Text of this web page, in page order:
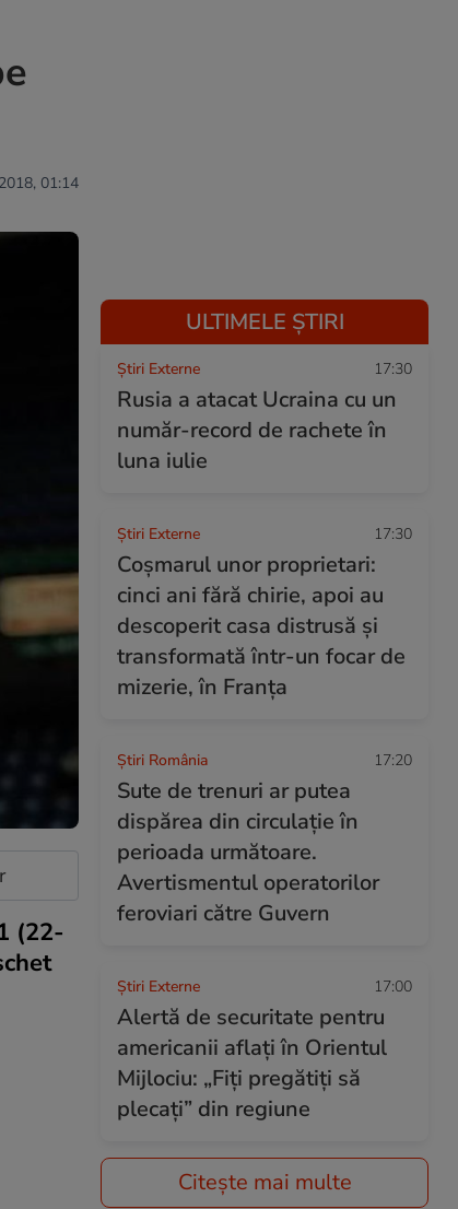
01:14
(22-
ULTIMELE ȘTIRI
Știri Externe 17:30
Rusia a atacat Ucraina cu un
număr-record de rachete în
luna iulie
Știri Externe 17:30
Coșmarul unor proprietari:
cinci ani fără chirie, apoi au
descoperit casa distrusă și
transformată într-un focar de
mizerie, în Franța
Știri România 17:20
Sute de trenuri ar putea
dispărea din circulație în
perioada următoare.
Avertismentul operatorilor
feroviari către Guvern
Știri Externe 17:00
Alertă de securitate pentru
americanii aflați în Orientul
Mijlociu: „Fiți pregătiți să
plecați” din regiune
Citește mai multe